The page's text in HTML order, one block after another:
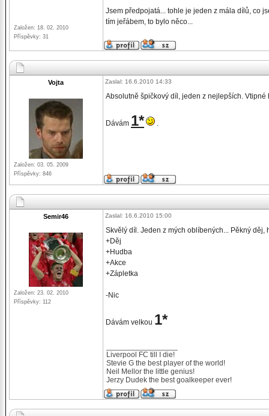
Založen: 18. 02. 2010
Příspěvky: 31
Jsem předpojatá... tohle je jeden z mála dílů, co
tím jeřábem, to bylo něco...
Vojta
Založen: 03. 05. 2009
Příspěvky: 846
Zaslal: 16.6.2010 14:33
Absolutně špičkový díl, jeden z nejlepších.
Dávám 1* .
Semir46
Založen: 23. 02. 2010
Příspěvky: 112
Zaslal: 16.6.2010 15:00
Skvělý díl. Jeden z mých oblíbených... Pěkný děj,
+Děj
+Hudba
+Akce
+Zápletka
-Nic
Dávám velkou 1*
Liverpool FC till I die!
Stevie G the best player of the world!
Neil Mellor the little genius!
Jerzy Dudek the best goalkeeper ever!